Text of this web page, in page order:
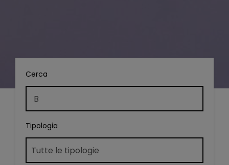
Cerca
Tipologia